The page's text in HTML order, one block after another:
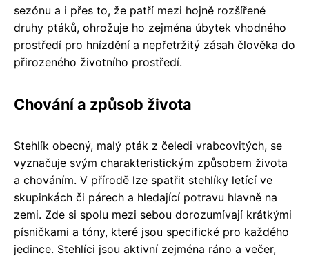
sezónu a i přes to, že patří mezi hojně rozšířené
druhy ptáků, ohrožuje ho zejména úbytek vhodného
prostředí pro hnízdění a nepřetržitý zásah člověka do
přirozeného životního prostředí.
Chování a způsob života
Stehlík obecný, malý pták z čeledi vrabcovitých, se
vyznačuje svým charakteristickým způsobem života
a chováním. V přírodě lze spatřit stehlíky letící ve
skupinkách či párech a hledající potravu hlavně na
zemi. Zde si spolu mezi sebou dorozumívají krátkými
písničkami a tóny, které jsou specifické pro každého
jedince. Stehlíci jsou aktivní zejména ráno a večer,